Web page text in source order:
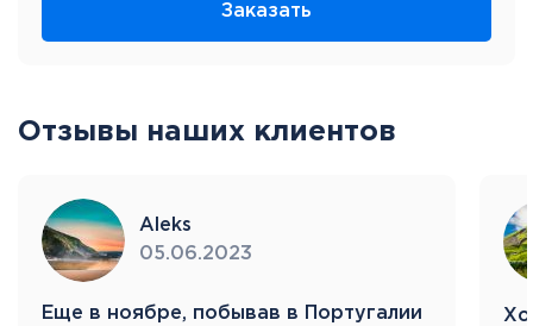
Заказать
Отзывы наших клиентов
Aleks
05.06.2023
Eще в ноябре, побывав в Португалии